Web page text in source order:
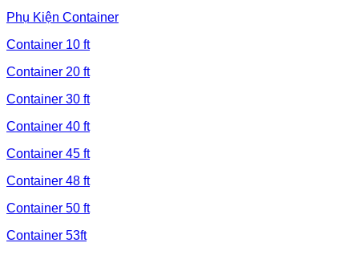
Phụ Kiện Container
Container 10 ft
Container 20 ft
Container 30 ft
Container 40 ft
Container 45 ft
Container 48 ft
Container 50 ft
Container 53ft